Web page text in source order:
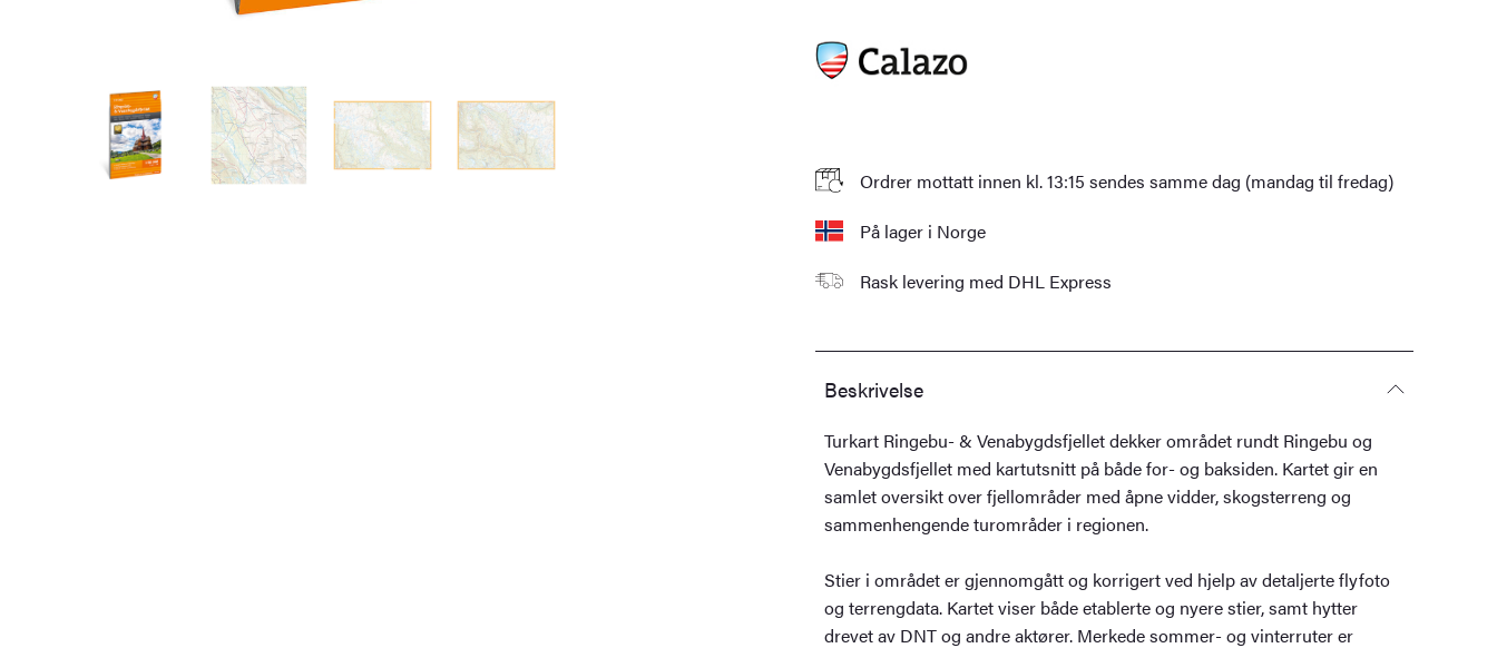
Ordrer mottatt innen kl. 13:15 sendes samme dag (mandag til fredag)
På lager i Norge
Rask levering med DHL Express
Beskrivelse
Turkart Ringebu- & Venabygdsfjellet dekker området rundt Ringebu og
Venabygdsfjellet med kartutsnitt på både for- og baksiden. Kartet gir en
samlet oversikt over fjellområder med åpne vidder, skogsterreng og
sammenhengende turområder i regionen.
Stier i området er gjennomgått og korrigert ved hjelp av detaljerte flyfoto
og terrengdata. Kartet viser både etablerte og nyere stier, samt hytter
drevet av DNT og andre aktører. Merkede sommer- og vinterruter er